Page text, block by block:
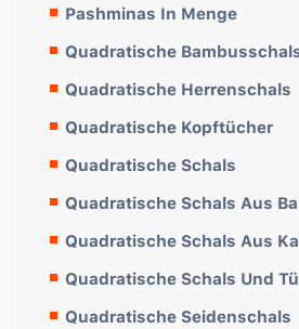
Pashminas In Menge
Quadratische
Quadratische Herrenschals
Quadratische Kopftücher
Quadratische Schals
Quadratische Schals Aus
Quadratische Schals Aus
Quadratische Schals Und
Quadratische Seidenschals